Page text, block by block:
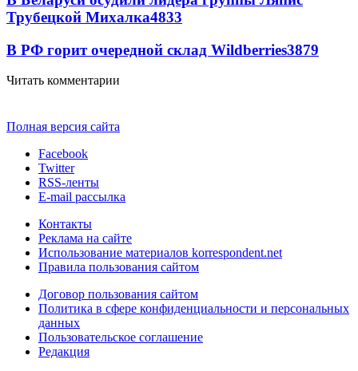
Трубецкой Михалка4833
В РФ горит очередной склад Wildberries3879
Читать комментарии
Полная версия сайта
Facebook
Twitter
RSS-ленты
E-mail рассылка
Контакты
Реклама на сайте
Использование материалов korrespondent.net
Правила пользования сайтом
Договор пользования сайтом
Политика в сфере конфиденциальности и персональных
данных
Пользовательское соглашение
Редакция